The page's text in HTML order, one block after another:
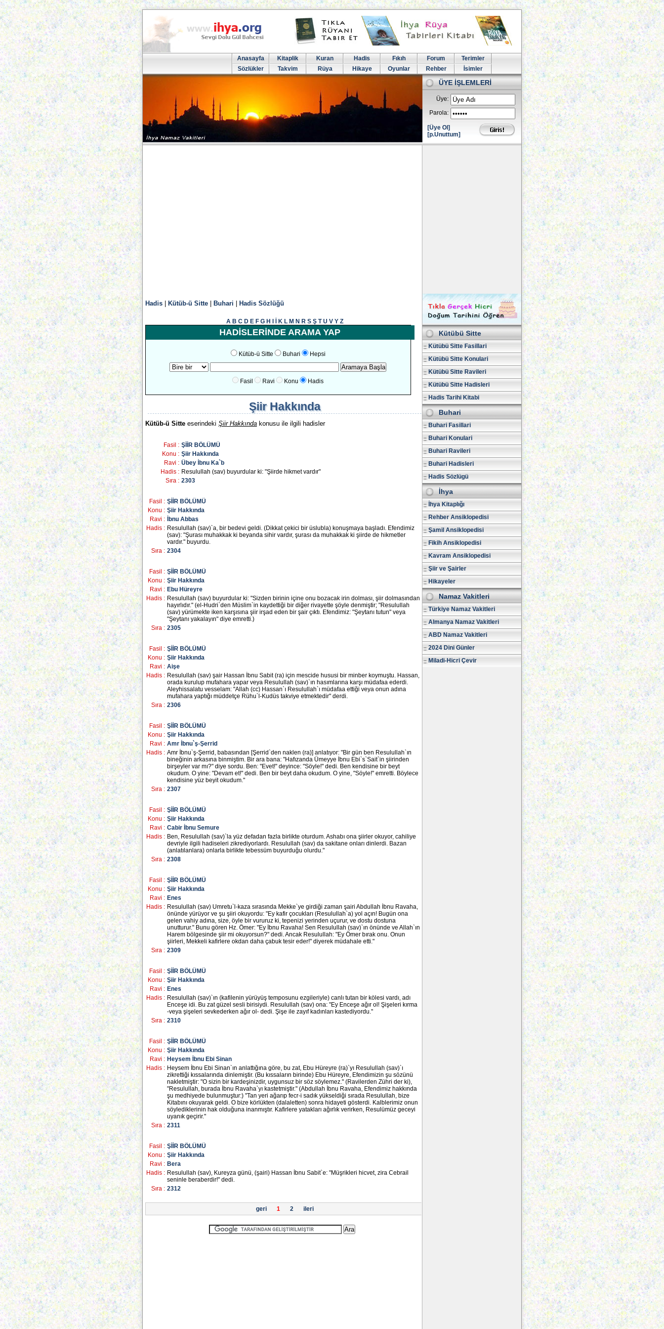
Anasayfa Kitaplik Kuran Hadis Fıkıh Forum
Terimler
Sözlükler
Takvim Rüya Hikaye Oyunlar Rehber İsimler
ÜYE İŞLEMLERİ
Üye:
Parola:
[Üye Ol]
[p.Unuttum]
Hadis Kütüb-ü Sitte Buhari Hadis Sözlüğü
A B C D E F G H K L M N R S Ş T U V Y Z
HADİSLERİNDE ARAMA YAP
Kütüb-ü Sitte Buhari Hepsi
Fasil Ravi Konu Hadis
Şiir Hakkında
Kütüb-ü Sitte eserindeki Şiir Hakkında konusu ile ilgili hadisler
Fasil : ŞİİR BÖLÜMÜ
Konu : Şiir Hakkında
Ravi : Übey İbnu Ka`b
Hadis : Resulullah (sav) buyurdular ki: "Şiirde hikmet vardır"
Sıra : 2303
Fasil : ŞİİR BÖLÜMÜ
Konu : Şiir Hakkında
Ravi :
İbnu Abbas
Hadis : Resulullah (sav)`a, bir bedevi geldi. (Dikkat çekici bir üslubla) konuşmaya başladı. Efendimiz
(sav): "Şurası muhakkak ki beyanda sihir vardır, şurası da muhakkak ki şiirde de hikmetler
vardır." buyurdu.
Sıra : 2304
Fasil : ŞİİR BÖLÜMÜ
Konu : Şiir Hakkında
Ravi : Ebu Hüreyre
Hadis : Resulullah (sav) buyurdular ki: "Sizden birinin içine onu bozacak irin dolması, şiir dolmasından
hayırlıdır." (el-Hudri`den Müslim`in kaydettiği bir diğer rivayette şöyle denmiştir; "Resulullah
(sav) yürümekte iken karşısına şiir irşad eden bir şair çıktı. Efendimiz: "Şeytanı tutun" veya
"Şeytanı yakalayın" diye emretti.)
Sıra : 2305
Fasil : ŞİİR BÖLÜMÜ
Konu : Şiir Hakkında
Ravi : Aişe
Hadis : Resulullah (sav) şair Hassan İbnu Sabit (ra) için mescide hususi bir minber koymuştu. Hassan,
orada kurulup mufahara yapar veya Resulullah (sav)`ın hasımlarına karşı müdafaa ederdi.
Aleyhissalatu vesselam: "Allah (cc) Hassan`ı Resulullah`ı müdafaa ettiği veya onun adına
mufahara yaptığı müddetçe Rühu`l-Kudüs takviye etmektedir" derdi.
Sıra : 2306
Fasil : ŞİİR BÖLÜMÜ
Konu : Şiir Hakkında
Ravi : Amr İbnu`ş-Şerrid
Hadis : Amr İbnu`ş-Şerrid, babasından [Şerrid`den naklen (ra)] anlatıyor: "Bir gün ben Resulullah`ın
bineğinin arkasına binmiştim. Bir ara bana: "Hafızanda Ümeyye İbnu Ebi`s`Sait`in şiirinden
birşeyler var mı?" diye sordu. Ben: "Evet!" deyince: "Söyle!" dedi. Ben kendisine bir beyt
okudum. O yine: "Devam et!" dedi. Ben bir beyt daha okudum. O yine, "Söyle!" emretti. Böylece
kendisine yüz beyit okudum."
Sıra : 2307
Fasil : ŞİİR BÖLÜMÜ
Konu : Şiir Hakkında
Ravi : Cabir İbnu Semure
Hadis : Ben, Resulullah (sav)`la yüz defadan fazla birlikte oturdum. Ashabı ona şiirler okuyor, cahiliye
devriyle ilgili hadiseleri zikrediyorlardı. Resulullah (sav) da sakitane onları dinlerdi. Bazan
(anlatılanlara) onlarla birlikte tebessüm buyurduğu olurdu."
Sıra : 2308
Fasil : ŞİİR BÖLÜMÜ
Konu : Şiir Hakkında
Ravi : Enes
Hadis : Resulullah (sav) Umretu`l-kaza sırasında Mekke`ye girdiği zaman şairi Abdullah İbnu Ravaha,
önünde yürüyor ve şu şiiri okuyordu: "Ey kafir çocukları (Resulullah`a) yol açın! Bugün ona
gelen vahiy adına, size, öyle bir vururuz ki, tepenizi yerinden uçurur, ve dostu dostuna
unutturur." Bunu gören Hz. Ömer: "Ey İbnu Ravaha! Sen Resulullah (sav)`ın önünde ve Allah`ın
Harem bölgesinde şiir mi okuyorsun?" dedi. Ancak Resulullah: "Ey Ömer bırak onu. Onun
şiirleri, Mekkeli kafirlere okdan daha çabuk tesir eder!" diyerek müdahale etti."
Sıra : 2309
Fasil : ŞİİR BÖLÜMÜ
Konu : Şiir Hakkında
Ravi : Enes
Hadis : Resulullah (sav)`ın (kafilenin yürüyüş temposunu ezgileriyle) canlı tutan bir kölesi vardı, adı
Enceşe idi. Bu zat güzel sesli birisiydi. Resulullah (sav) ona: "Ey Enceşe ağır ol! Şişeleri kırma
-veya şişeleri sevkederken ağır ol- dedi. Şişe ile zayıf kadınları kastediyordu."
Sıra : 2310
Fasil : ŞİİR BÖLÜMÜ
Konu : Şiir Hakkında
Ravi : Heysem İbnu Ebi Sinan
Hadis : Heysem İbnu Ebi Sinan`ın anlattığına göre, bu zat, Ebu Hüreyre (ra)`yı Resulullah (sav)`ı
zikrettiği kıssalarında dinlemiştir. (Bu kıssaların birinde) Ebu Hüreyre, Efendimizin şu sözünü
nakletmiştir: "O sizin bir kardeşinizdir, uygunsuz bir söz söylemez." (Ravilerden Zühri der ki),
"Resulullah, burada İbnu Ravaha`yı kastetmiştir." (Abdullah İbnu Ravaha, Efendimiz hakkında
şu medhiyede bulunmuştur:) "Tan yeri ağarıp fecr-i sadık yükseldiği sırada Resulullah, bize
Kitabını okuyarak geldi. O bize körlükten (dalaletten) sonra hidayeti gösterdi. Kalblerimiz onun
söylediklerinin hak olduğuna inanmıştır. Kafirlere yatakları ağırlık verirken, Resulümüz geceyi
uyanık geçirir."
Sıra : 2311
Fasil : ŞİİR BÖLÜMÜ
Konu : Şiir Hakkında
Ravi : Bera
Hadis : Resulullah (sav), Kureyza günü, (şairi) Hassan İbnu Sabit`e: "Müşrikleri hicvet, zira Cebrail
seninle beraberdir!" dedi.
Sıra : 2312
geri 1 2 ileri
Kütübü Sitte
Kütübü Sitte Fasillari
Kütübü Sitte Konulari
Kütübü Sitte Ravileri
Kütübü Sitte Hadisleri
Hadis Tarihi Kitabi
Buhari
Buhari Fasillari
Buhari Konulari
Buhari Ravileri
Buhari Hadisleri
Hadis Sözlügü
İhya
İhya Kitaplığı
Rehber Ansiklopedisi
Şamil Ansiklopedisi
Fikih Ansiklopedisi
Kavram Ansiklopedisi
Şiir ve Şairler
Hikayeler
Namaz Vakitleri
Türkiye Namaz Vakitleri
Almanya Namaz Vakitleri
ABD Namaz Vakitleri
2024 Dini Günler
Miladi-Hicri Çevir